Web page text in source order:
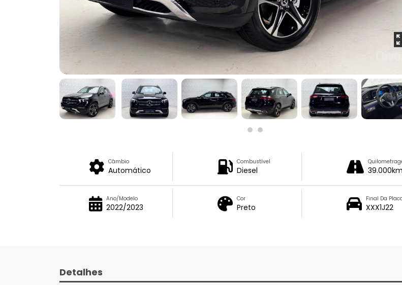
Câmbio
Automático
Combustível
Diesel 39.000km
Ano/Modelo
2022/2023
Cor
Preto
Final Da
XXX1J22
Detalhes